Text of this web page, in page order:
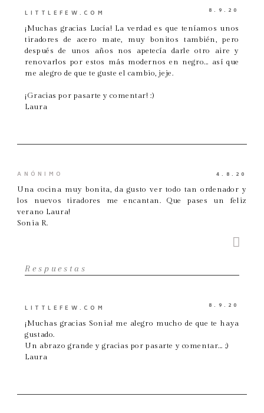
LITTLEFEW.COM
8.9.20
¡Muchas gracias Lucía! La verdad es que teníamos unos
tiradores de acero mate, muy bonitos también, pero
después de unos años nos apetecía darle otro aire y
renovarlos por estos más modernos en negro... así que
me alegro de que te guste el cambio, jeje.
¡Gracias por pasarte y comentar! :)
Laura
ANÓNIMO
4.8.20
Una cocina muy bonita, da gusto ver todo tan ordenador y
los nuevos tiradores me encantan. Que pases un feliz
verano Laura!
Sonia R.
Respuestas
LITTLEFEW.COM
8.9.20
¡Muchas gracias Sonia! me alegro mucho de que te haya
gustado.
Un abrazo grande y gracias por pasarte y comentar... ;)
Laura